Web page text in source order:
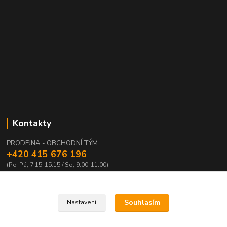
Kontakty
PRODEJNA - OBCHODNÍ TÝM
+420 415 676 196
(Po-Pá, 7:15-15:15 / So, 9:00-11:00)
Nastavení Souhlasím